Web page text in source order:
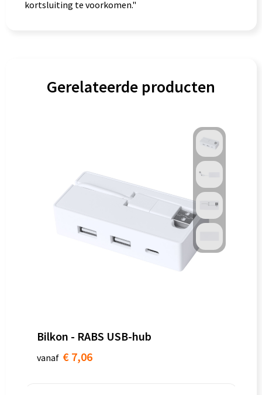
kortsluiting te voorkomen."
Gerelateerde producten
Bilkon - RABS USB-hub
vanaf € 7,06